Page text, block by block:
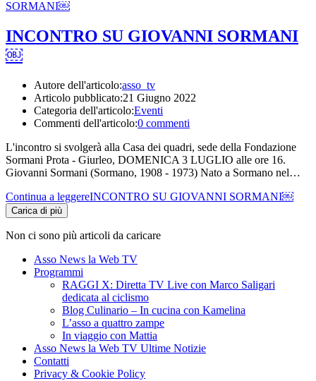
INCONTRO SU GIOVANNI SORMANI
￼
Autore dell'articolo:asso_tv
Articolo pubblicato:21 Giugno 2022
Categoria dell'articolo:Eventi
Commenti dell'articolo:0 commenti
L'incontro si svolgerà alla Casa dei quadri, sede della Fondazione
Sormani Prota - Giurleo, DOMENICA 3 LUGLIO alle ore 16.
Giovanni Sormani (Sormano, 1908 - 1973) Nato a Sormano nel…
Continua a leggereINCONTRO SU GIOVANNI SORMANI￼
Carica di più
Non ci sono più articoli da caricare
Asso News la Web TV
Programmi
RAGGI X: Diretta TV Live con Marco Saligari
dedicata al ciclismo
Blog Culinario – In cucina con Kamelina
L’asso a quattro zampe
In viaggio con Mattia
Asso News la Web TV Ultime Notizie
Contatti
Privacy & Cookie Policy